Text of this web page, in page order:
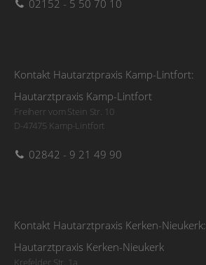
02152 - 5 50 70 10
Kontakt Hautarztpraxis Kamp-Lintfort:
Hautarztpraxis Kamp-Lintfort
Freiherr vom Stein Str. 10
D-47475 Kamp-Lintfort
02842 - 9 21 49 90
Kontakt Hautarztpraxis Kerken-Nieukerk:
Hautarztpraxis Kerken-Nieukerk
Krefelder Str. 1a